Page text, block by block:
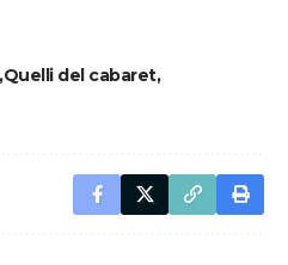
Quelli del cabaret